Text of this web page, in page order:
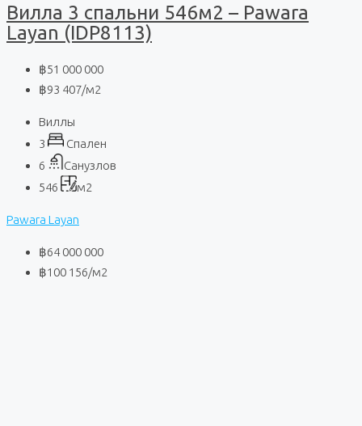
Вилла 3 спальни 546м2 – Pawara
Layan (IDP8113)
฿51 000 000
฿93 407/м2
Виллы
3
Спален
6
Санузлов
546
м2
Pawara Layan
฿64 000 000
฿100 156/м2